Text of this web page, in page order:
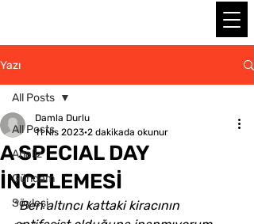
Yazı
All Posts
Analiz
Gündem
Söyleşi
All Posts
A SPECIAL DAY
İNCELEMESİ
Damla Durlu
11 Nis 2023 2 dakikada okunur
“Ben altıncı kattaki kiracının